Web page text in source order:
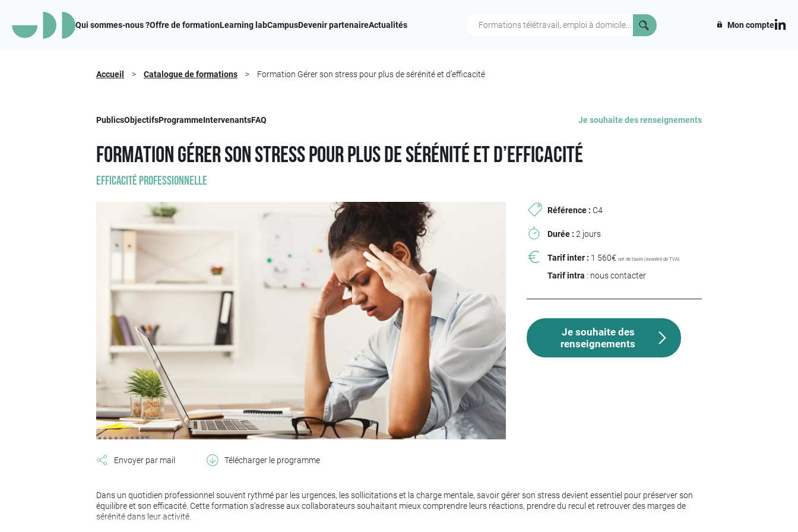
Qui sommes-nous ?Offre de formationLearning labCampusDevenir partenaireActualités Mon compte
Accueil > Catalogue de formations > Formation Gérer son stress pour plus de sérénité et d’efficacité
PublicsObjectifsProgrammeIntervenantsFAQ Je souhaite des renseignements
Formation Gérer son stress pour plus de sérénité et d’efficacité
Efficacité professionnelle
Envoyer par mail Télécharger le programme
Référence : C4
Durée : 2 jours
Tarif inter : 1 560€ net de taxes (exonéré de TVA)
Tarif intra : nous contacter
Je souhaite des
renseignements
Dans un quotidien professionnel souvent rythmé par les urgences, les sollicitations et la charge mentale, savoir gérer son stress devient essentiel pour préserver son
équilibre et son efficacité. Cette formation s’adresse aux collaborateurs souhaitant mieux comprendre leurs réactions, prendre du recul et retrouver des marges de
sérénité dans leur activité.